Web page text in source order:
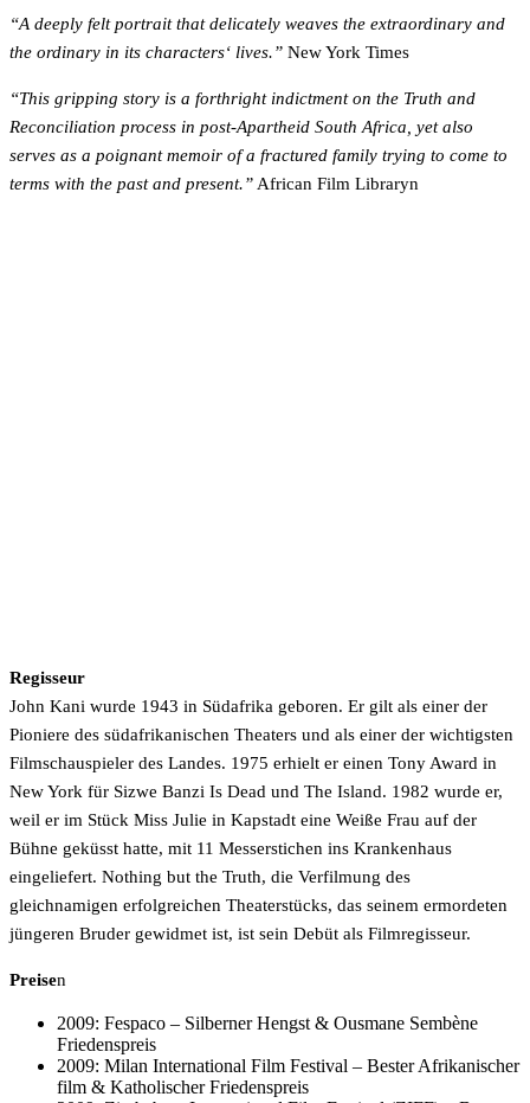
“A deeply felt portrait that delicately weaves the extraordinary and
the ordinary in its characters‘ lives.” New York Times
“This gripping story is a forthright indictment on the Truth and
Reconciliation process in post-Apartheid South Africa, yet also
serves as a poignant memoir of a fractured family trying to come to
terms with the past and present.” African Film Libraryn
Regisseur
John Kani wurde 1943 in Südafrika geboren. Er gilt als einer der
Pioniere des südafrikanischen Theaters und als einer der wichtigsten
Filmschauspieler des Landes. 1975 erhielt er einen Tony Award in
New York für Sizwe Banzi Is Dead und The Island. 1982 wurde er,
weil er im Stück Miss Julie in Kapstadt eine Weiße Frau auf der
Bühne geküsst hatte, mit 11 Messerstichen ins Krankenhaus
eingeliefert. Nothing but the Truth, die Verfilmung des
gleichnamigen erfolgreichen Theaterstücks, das seinem ermordeten
jüngeren Bruder gewidmet ist, ist sein Debüt als Filmregisseur.
Preisen
2009: Fespaco – Silberner Hengst & Ousmane Sembène
Friedenspreis
2009: Milan International Film Festival – Bester Afrikanischer
film & Katholischer Friedenspreis